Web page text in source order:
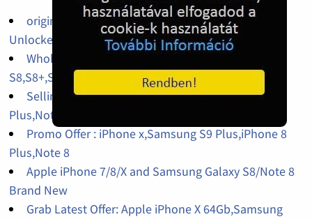
original iPhone 14pro,14promax,13pro factory
Unlocked
Wholesales iPhone X 64Gb,256Gb,Galaxy
S8,S8+,S9,S9+,Galaxy J7 Pro Factory Unlocked
Selling Original : Samsung S9 Plus,iPhone x,S8
Plus,Note 8,iPhone 7 Plus
Promo Offer : iPhone x,Samsung S9 Plus,iPhone 8
Plus,Note 8
Apple iPhone 7/8/X and Samsung Galaxy S8/Note 8
Brand New
Grab Latest Offer: Apple iPhone X 64Gb,Samsung